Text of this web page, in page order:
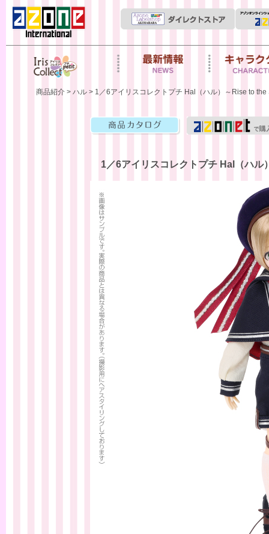
商品紹介 > ハル > 1／6アイリスコレクトプチ Hal（ハル）～Rise to
1／6アイリスコレクトプチ Hal（ハ